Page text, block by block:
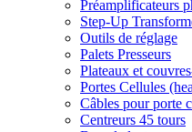
Préamplificateurs
Step-Up
Outils de réglage
Palets Presseurs
Plateaux et
Portes Cellules
Câbles pour porte
Centreurs 45 tours